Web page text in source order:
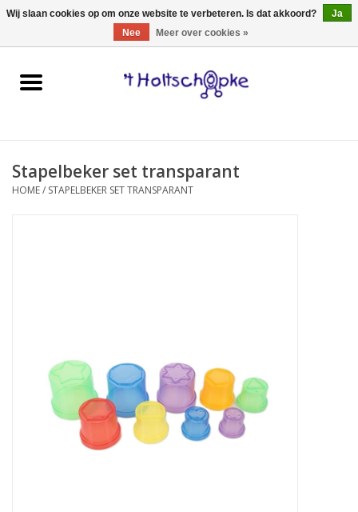
0 Artikelen - €0,00
Home
spellen
eten & drinken
Stapelbeker set transparant
HOME/ STAPELBEKER SET TRANSPARANT
Wij slaan cookies op om onze website te verbeteren. Is dat akkoord?
Ja
Nee
Meer over cookies »